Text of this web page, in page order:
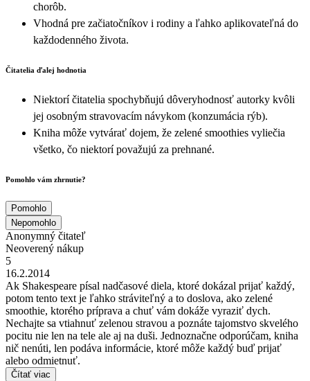
chorôb.
Vhodná pre začiatočníkov i rodiny a ľahko aplikovateľná do
každodenného života.
Čitatelia ďalej hodnotia
Niektorí čitatelia spochybňujú dôveryhodnosť autorky kvôli
jej osobným stravovacím návykom (konzumácia rýb).
Kniha môže vytvárať dojem, že zelené smoothies vyliečia
všetko, čo niektorí považujú za prehnané.
Pomohlo vám zhrnutie?
Pomohlo
Nepomohlo
Anonymný čitateľ
Neoverený nákup
5
16.2.2014
Ak Shakespeare písal nadčasové diela, ktoré dokázal prijať každý,
potom tento text je ľahko stráviteľný a to doslova, ako zelené
smoothie, ktorého príprava a chuť vám dokáže vyraziť dych.
Nechajte sa vtiahnuť zelenou stravou a poznáte tajomstvo skvelého
pocitu nie len na tele ale aj na duši. Jednoznačne odporúčam, kniha
nič nenúti, len podáva informácie, ktoré môže každý buď prijať
alebo odmietnuť.
Čítať viac